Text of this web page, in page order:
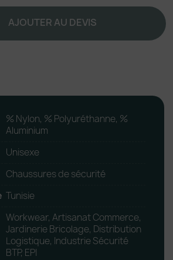
AJOUTER AU DEVIS
% Nylon, % Polyuréthanne, %
Aluminium
Unisexe
Chaussures de sécurité
Tunisie
Workwear, Artisanat Commerce,
Jardinerie Bricolage, Distribution
Logistique, Industrie Sécurité
BTP, EPI